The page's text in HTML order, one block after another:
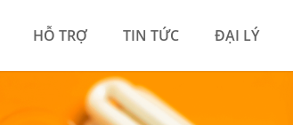
HỖ TRỢ TIN TỨC ĐẠI LÝ